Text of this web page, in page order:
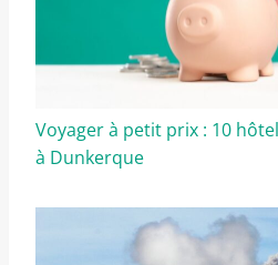
Voyager à petit prix : 10
à Dunkerque